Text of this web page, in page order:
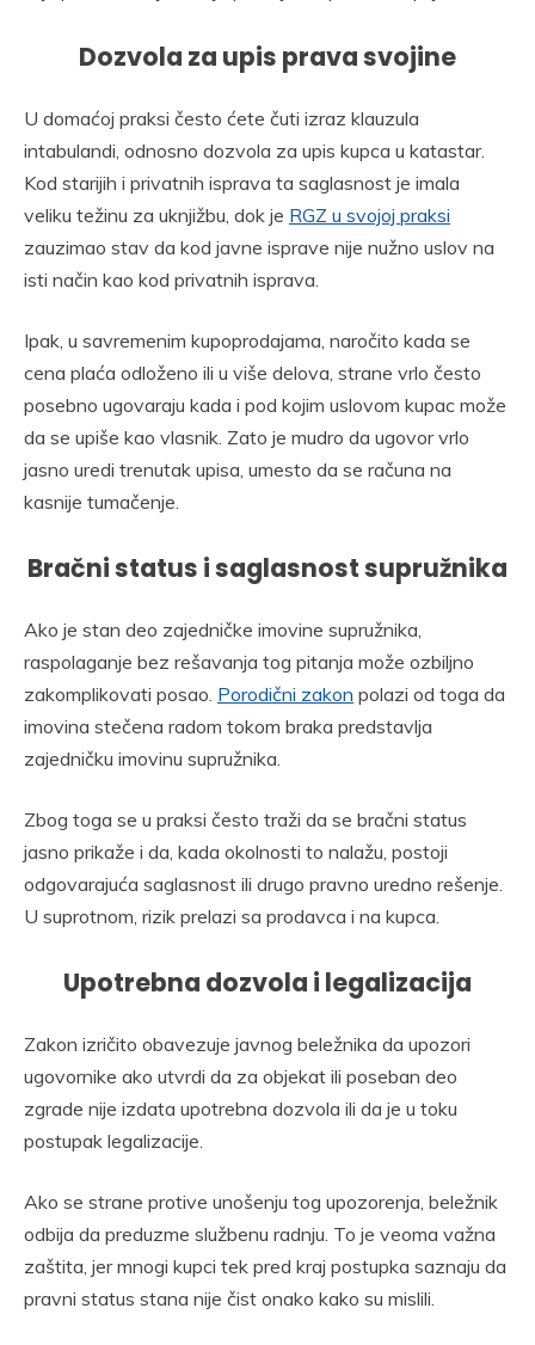
Dozvola za upis prava svojine
U domaćoj praksi često ćete čuti izraz klauzula
intabulandi, odnosno dozvola za upis kupca u katastar.
Kod starijih i privatnih isprava ta saglasnost je imala
veliku težinu za uknjižbu, dok je RGZ u svojoj praksi
zauzimao stav da kod javne isprave nije nužno uslov na
isti način kao kod privatnih isprava.
Ipak, u savremenim kupoprodajama, naročito kada se
cena plaća odloženo ili u više delova, strane vrlo često
posebno ugovaraju kada i pod kojim uslovom kupac može
da se upiše kao vlasnik. Zato je mudro da ugovor vrlo
jasno uredi trenutak upisa, umesto da se računa na
kasnije tumačenje.
Bračni status i saglasnost supružnika
Ako je stan deo zajedničke imovine supružnika,
raspolaganje bez rešavanja tog pitanja može ozbiljno
zakomplikovati posao. Porodični zakon polazi od toga da
imovina stečena radom tokom braka predstavlja
zajedničku imovinu supružnika.
Zbog toga se u praksi često traži da se bračni status
jasno prikaže i da, kada okolnosti to nalažu, postoji
odgovarajuća saglasnost ili drugo pravno uredno rešenje.
U suprotnom, rizik prelazi sa prodavca i na kupca.
Upotrebna dozvola i legalizacija
Zakon izričito obavezuje javnog beležnika da upozori
ugovornike ako utvrdi da za objekat ili poseban deo
zgrade nije izdata upotrebna dozvola ili da je u toku
postupak legalizacije.
Ako se strane protive unošenju tog upozorenja, beležnik
odbija da preduzme službenu radnju. To je veoma važna
zaštita, jer mnogi kupci tek pred kraj postupka saznaju da
pravni status stana nije čist onako kako su mislili.